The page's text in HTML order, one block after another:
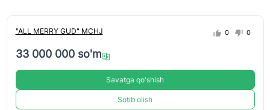
"ALL MERRY GUD" MCHJ 0 0
33 000 000 so'm
Savatga qo'shish
Sotib olish